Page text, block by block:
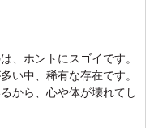
、ホントにスゴイです。
い中、稀有な存在です。
から、心や体が壊れてし